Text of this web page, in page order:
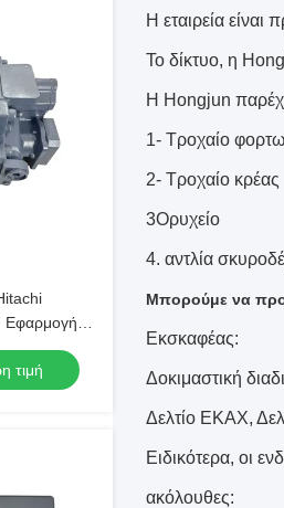
Εφαρμογή
τιμή
Η εταιρεία
Το δίκτυο, η
Η Hongjun
1- Τροχαίο
2- Τροχαίο κρέας
3Ορυχείο
4. αντλία
Μπορούμε να
Εκσκαφέας:
Δοκιμαστική
Δελτίο ΕΚΑΧ,
Ειδικότερα, οι
ακόλουθες: